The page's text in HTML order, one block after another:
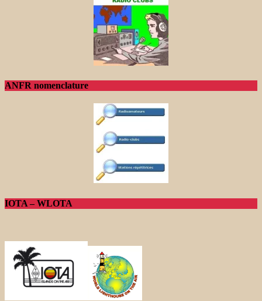
ANFR nomenclature
IOTA – WLOTA